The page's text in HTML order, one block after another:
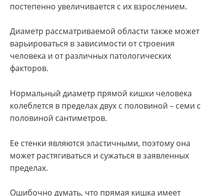
постепенно увеличивается с их взрослением.
Диаметр рассматриваемой области также может
варьироваться в зависимости от строения
человека и от различных патологических
факторов.
Нормальный диаметр прямой кишки человека
колеблется в пределах двух с половиной – семи с
половиной сантиметров.
Ее стенки являются эластичными, поэтому она
может растягиваться и сужаться в заявленных
пределах.
Ошибочно думать, что прямая кишка имеет